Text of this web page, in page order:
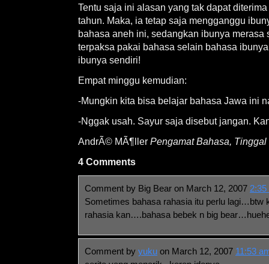
Tentu saja ini alasan yang tak dapat
tahun. Maka, ia tetap saja mengganggu
bahasa aneh ini, sedangkan ibunya merasa
terpaksa pakai bahasa selain bahasa
ibunya sendiri!
Empat minggu kemudian:
-Mungkin kita bisa belajar bahasa Jawa ini
-Nggak usah. Sayur saja disebut jangan.
AndrÃ© MÃ¶ller Pengamat Bahasa,
4 Comments
Comment by Big Bear on March 12, 2007 2:35
Sometimes bahasa rahasia itu perlu lagi…btw
rahasia kan….bahasa bebek n big
Comment by yuku on March 12, 2007 11:53